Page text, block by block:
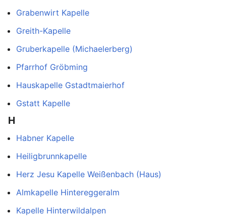
Grabenwirt Kapelle
Greith-Kapelle
Gruberkapelle (Michaelerberg)
Pfarrhof Gröbming
Hauskapelle Gstadtmaierhof
Gstatt Kapelle
H
Habner Kapelle
Heiligbrunnkapelle
Herz Jesu Kapelle Weißenbach (Haus)
Almkapelle Hintereggeralm
Kapelle Hinterwildalpen